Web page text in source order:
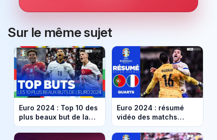
Sur le même sujet
Euro 2024 : Top 10 des
plus beaux but de la
compétition (vidéo)
Euro 2024 : résumé
vidéo des matchs
Portugal / France et
Espagne / Allemagne